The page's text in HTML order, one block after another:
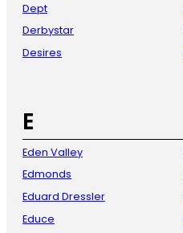
Dept
Derbystar
Desires
E
Eden Valley
Edmonds
Eduard Dressler
Educe